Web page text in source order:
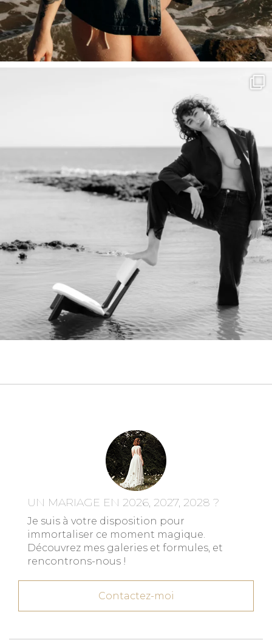
UN MARIAGE EN 2026, 2027, 2028 ?
Je suis à votre disposition pour
immortaliser ce moment magique.
Découvrez mes galeries et formules, et
rencontrons-nous !
Contactez-moi